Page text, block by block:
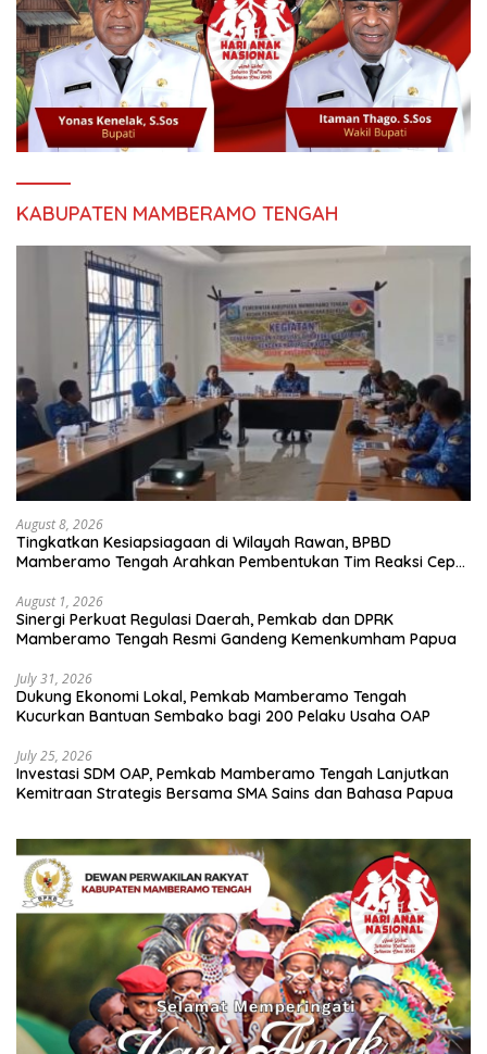
KABUPATEN MAMBERAMO TENGAH
August 8, 2026
Tingkatkan Kesiapsiagaan di Wilayah Rawan, BPBD
Mamberamo Tengah Arahkan Pembentukan Tim Reaksi Cepat
August 1, 2026
Sinergi Perkuat Regulasi Daerah, Pemkab dan DPRK
Mamberamo Tengah Resmi Gandeng Kemenkumham Papua
July 31, 2026
Dukung Ekonomi Lokal, Pemkab Mamberamo Tengah
Kucurkan Bantuan Sembako bagi 200 Pelaku Usaha OAP
July 25, 2026
Investasi SDM OAP, Pemkab Mamberamo Tengah Lanjutkan
Kemitraan Strategis Bersama SMA Sains dan Bahasa Papua